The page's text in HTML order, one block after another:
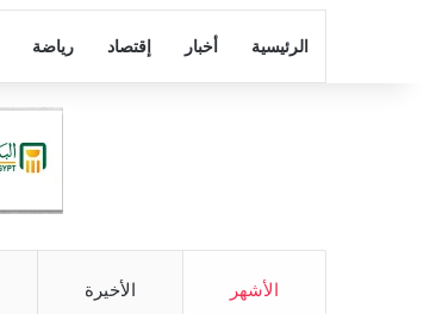
الرئيسية أخبار إقتصاد رياضة
الأشهر الأخيرة